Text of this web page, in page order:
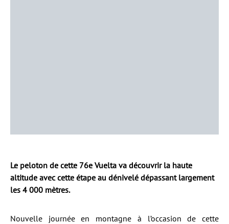
Le peloton de cette 76e Vuelta va découvrir la haute
altitude avec cette étape au dénivelé dépassant largement
les 4 000 mètres.
Nouvelle journée en montagne à l’occasion de cette